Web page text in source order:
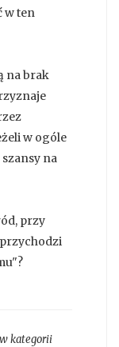
w ten
na brak
w ogóle
na
przy
kategorii